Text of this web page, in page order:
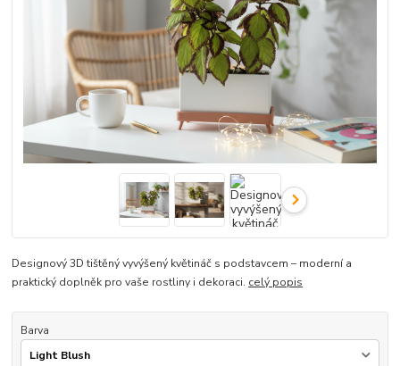
Designový 3D tištěný vyvýšený květináč s podstavcem – moderní a
praktický doplněk pro vaše rostliny i dekoraci. celý popis
Barva